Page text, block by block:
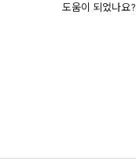
도움이 되었나요?